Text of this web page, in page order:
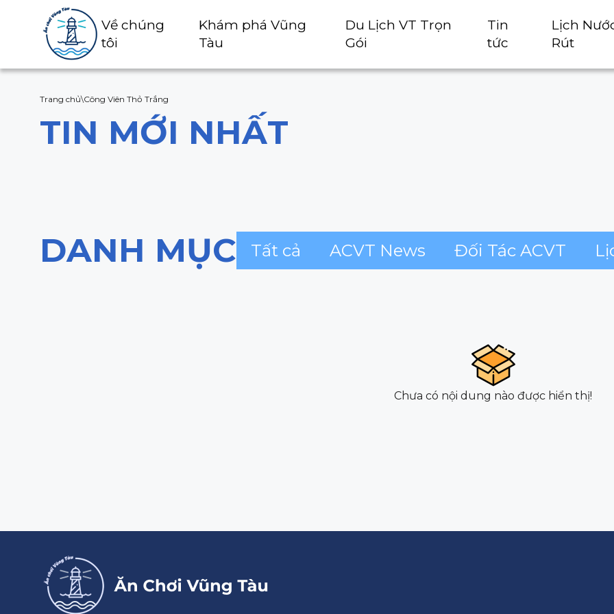
Về chúng
tôi
Khám phá Vũng
Tàu
Du Lịch VT Trọn
Gói
Tin
tức
Lịch
Rút
Trang chủ\Công Viên Thỏ Trắng
TIN MỚI NHẤT
DANH MỤC Tất cả ACVT News Đối Tác ACVT
Chưa có nội dung nào được hiển thị!